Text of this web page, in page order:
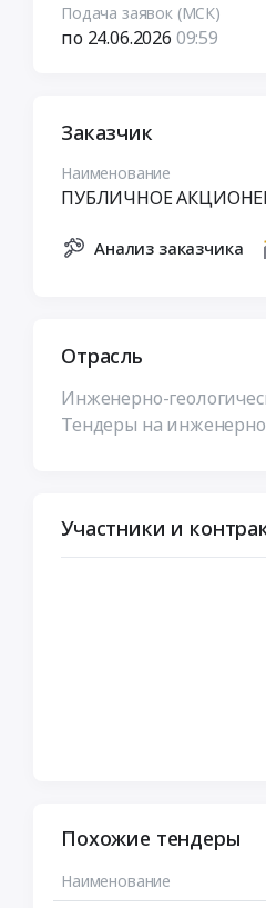
Подача заявок (МСК)
по 24.06.2026 09:59
Заказчик
Наименование
ПУБЛИЧНОЕ
Анализ заказчика
Отрасль
Инженерно-
Тендеры на
Участники и
Похожие тендеры
Наименование